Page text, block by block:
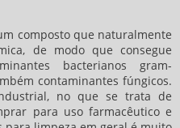
composto que naturalmente
de modo que consegue
bacterianos gram-
contaminantes fúngicos.
no que se trata de
para uso farmacêutico e